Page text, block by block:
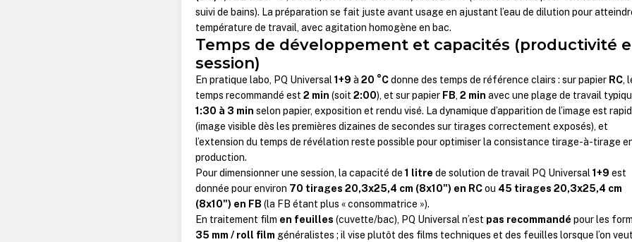
suivi de bains). La préparation se fait juste avant usage en ajustant l’eau de dilution pour
température de travail, avec agitation homogène en bac.
Temps de développement et capacités (productivité
session)
En pratique labo, PQ Universal1+9 à20 °Cdonne des temps de référence clairs : sur papier RC,
temps recommandé est2 min (soit2:00), et sur papier FB,2 min avec une plage de travail
1:30 à 3 min selon papier, exposition et rendu visé. La dynamique d’apparition de l’image est
(image visible dès les premières dizaines de secondes sur tirages correctement exposés), et
l’extension du temps de révélation reste possible pour optimiser la consistance tirage-à-tirage
production.
Pour dimensionner une session, la capacité de1 litre de solution de travail PQ Universal1+9 est
donnée pour environ 70 tirages 20,3x25,4 cm (8x10") en RCou 45 tirages 20,3x25,4 cm
(8x10") en FB (la FB étant plus « consommatrice »).
En traitement film en feuilles (cuvette/bac), PQ Universal n’est pas recommandé pour les
35 mm / roll film généralistes ; il vise plutôt des films techniques et des feuilles lorsque l’on